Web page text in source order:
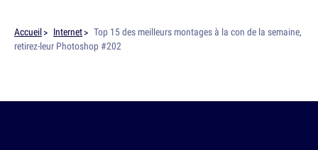
Accueil Internet
Top 15 des meilleurs montages à la con de la semaine,
retirez-leur Photoshop #202